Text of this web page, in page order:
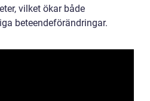
vilket ökar både
beteendeförändringar.